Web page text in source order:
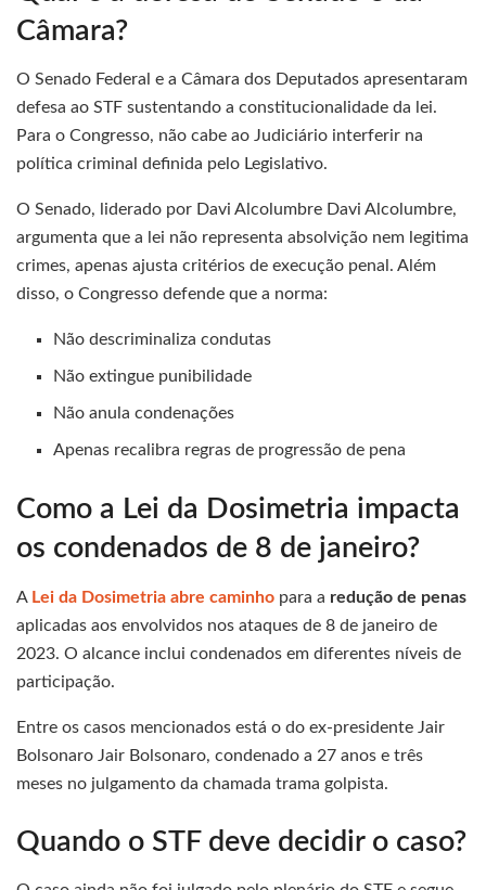
Câmara?
O Senado Federal e a Câmara dos Deputados apresentaram
defesa ao STF sustentando a constitucionalidade da lei.
Para o Congresso, não cabe ao Judiciário interferir na
política criminal definida pelo Legislativo.
O Senado, liderado por Davi Alcolumbre Davi Alcolumbre,
argumenta que a lei não representa absolvição nem legitima
crimes, apenas ajusta critérios de execução penal. Além
disso, o Congresso defende que a norma:
Não descriminaliza condutas
Não extingue punibilidade
Não anula condenações
Apenas recalibra regras de progressão de pena
Como a Lei da Dosimetria impacta
os condenados de 8 de janeiro?
A Lei da Dosimetria abre caminho para a redução de penas
aplicadas aos envolvidos nos ataques de 8 de janeiro de
2023. O alcance inclui condenados em diferentes níveis de
participação.
Entre os casos mencionados está o do ex-presidente Jair
Bolsonaro Jair Bolsonaro, condenado a 27 anos e três
meses no julgamento da chamada trama golpista.
Quando o STF deve decidir o caso?